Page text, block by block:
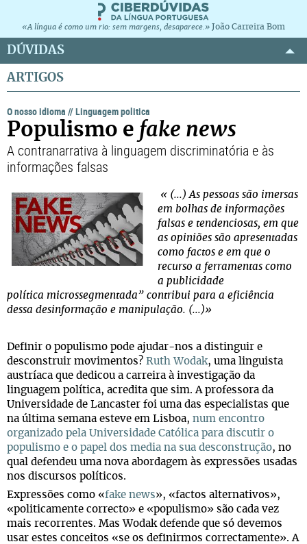
«A língua é como um rio: sem margens, desaparece.» João Carreira Bom
DÚVIDAS
ARTIGOS
O nosso idioma //Linguagem politica
Populismo e fake news
A contranarrativa à linguagem discriminatória e às
informações falsas
« (...) As pessoas são imersas
em bolhas de informações
falsas e tendenciosas, em que
as opiniões são apresentadas
como factos e em que o
recurso a ferramentas como
a publicidade
política microssegmentada” contribui para a eficiência
dessa desinformação e manipulação. (...)»
Definir o populismo pode ajudar-nos a distinguir e
desconstruir movimentos? Ruth Wodak, uma linguista
austríaca que dedicou a carreira à investigação da
linguagem política, acredita que sim. A professora da
Universidade de Lancaster foi uma das especialistas que
na última semana esteve em Lisboa, num encontro
organizado pela Universidade Católica para discutir o
populismo e o papel dos media na sua desconstrução, no
qual defendeu uma nova abordagem às expressões usadas
nos discursos políticos.
Expressões como «fake news», «factos alternativos»,
«politicamente correcto» e «populismo» são cada vez
mais recorrentes. Mas Wodak defende que só devemos
usar estes conceitos «se os definirmos correctamente». A